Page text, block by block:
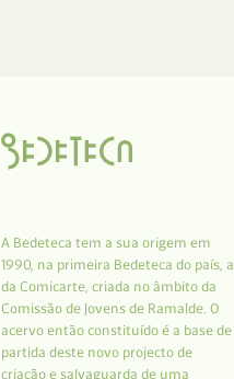
A Bedeteca tem a sua origem em
1990, na primeira Bedeteca do país, a
da Comicarte, criada no âmbito da
Comissão de Jovens de Ramalde. O
acervo então constituído é a base de
partida deste novo projecto de
criação e salvaguarda de uma